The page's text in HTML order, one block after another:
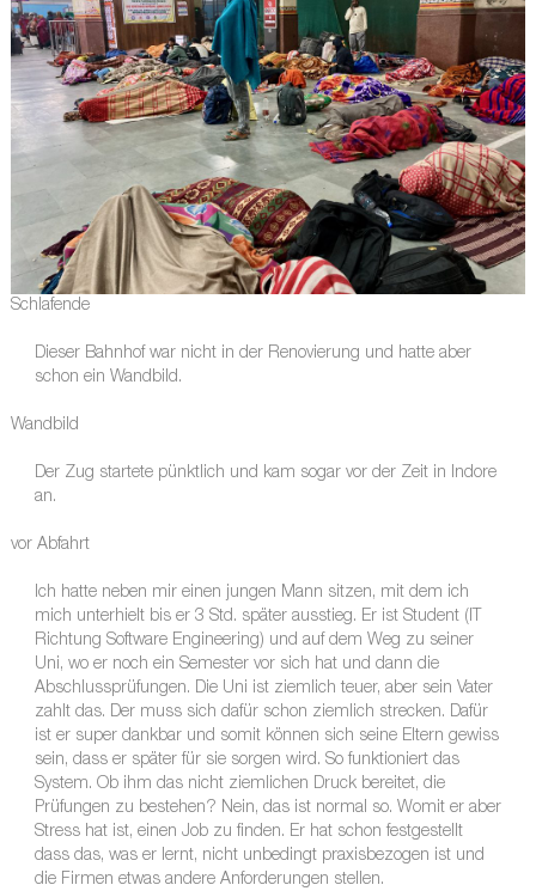
Schlafende
Dieser Bahnhof war nicht in der Renovierung und hatte aber
schon ein Wandbild.
Wandbild
Der Zug startete pünktlich und kam sogar vor der Zeit in Indore
an.
vor Abfahrt
Ich hatte neben mir einen jungen Mann sitzen, mit dem ich
mich unterhielt bis er 3 Std. später ausstieg. Er ist Student (IT
Richtung Software Engineering) und auf dem Weg zu seiner
Uni, wo er noch ein Semester vor sich hat und dann die
Abschlussprüfungen. Die Uni ist ziemlich teuer, aber sein Vater
zahlt das. Der muss sich dafür schon ziemlich strecken. Dafür
ist er super dankbar und somit können sich seine Eltern gewiss
sein, dass er später für sie sorgen wird. So funktioniert das
System. Ob ihm das nicht ziemlichen Druck bereitet, die
Prüfungen zu bestehen? Nein, das ist normal so. Womit er aber
Stress hat ist, einen Job zu finden. Er hat schon festgestellt
dass das, was er lernt, nicht unbedingt praxisbezogen ist und
die Firmen etwas andere Anforderungen stellen.